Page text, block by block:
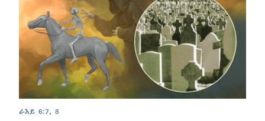
ራእይ 6:7, 8